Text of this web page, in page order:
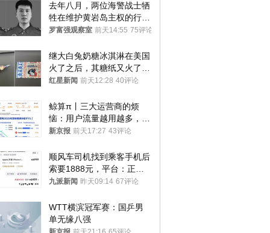
去年八月，两位海警战士牺
牲在维护黄岩岛主权的行动
中
罗富强观察室 前天14:55 75评论
继大白兔奶糖冰淇淋在美国
火了之后，其糖纸又火了！
海外博主盛赞：平面设计经
红星新闻 前天12:28 40评论
鲸算π丨三大运营商的烦
恼：用户流量越用越多，收
入却越来越少
新京报 前天17:27 43评论
顺风车司机找到乘客手机后
索要1888元，平台：正和
司机沟通协商
九派新闻 昨天09:14 67评论
WTT横滨冠军赛：国乒男
单无缘八强